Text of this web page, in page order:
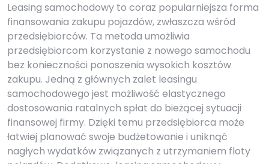
Leasing samochodowy to coraz popularniejsza forma
finansowania zakupu pojazdów, zwłaszcza wśród
przedsiębiorców. Ta metoda umożliwia
przedsiębiorcom korzystanie z nowego samochodu
bez konieczności ponoszenia wysokich kosztów
zakupu. Jedną z głównych zalet leasingu
samochodowego jest możliwość elastycznego
dostosowania ratalnych spłat do bieżącej sytuacji
finansowej firmy. Dzięki temu przedsiębiorca może
łatwiej planować swoje budżetowanie i uniknąć
nagłych wydatków związanych z utrzymaniem floty